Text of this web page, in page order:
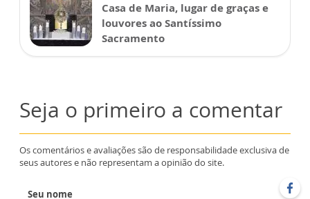
Casa de Maria, lugar de graças e
louvores ao Santíssimo
Sacramento
Seja o primeiro a comentar
Os comentários e avaliações são de responsabilidade exclusiva de
seus autores e não representam a opinião do site.
Seu nome